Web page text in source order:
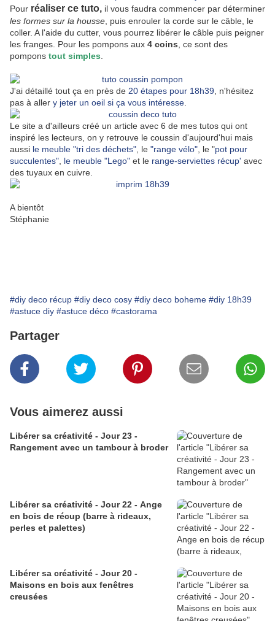
Pour réaliser ce tuto, il vous faudra commencer par déterminer
les formes sur la housse , puis enrouler la corde sur le câble, le
coller. A l'aide du cutter, vous pourrez libérer le câble puis peigner
les franges. Pour les pompons aux 4 coins , ce sont des
pompons tout simples
J'ai détaillé tout ça en près de 20 étapes pour 18h39 , n'hésitez
pas à aller y jeter un oeil si ça vous intéresse
Le site a d'ailleurs créé un article avec 6 de mes tutos qui ont
inspiré les lecteurs, on y retrouve le coussin d'aujourd'hui mais
aussi le meuble "tri des déchets" , le "range vélo" , le "pot pour
succulentes" le meuble "Lego" et le range-serviettes récup' avec
des tuyaux en cuivre.
A bientôt
Stéphanie
#diy deco récup #diy deco cosy #diy deco boheme #diy 18h39
#astuce diy #astuce déco #castorama
Partager
Vous aimerez aussi
Libérer sa créativité - Jour 23 -
Rangement avec un tambour à broder
Libérer sa créativité - Jour 22 - Ange
en bois de récup (barre à rideaux,
perles et palettes)
Libérer sa créativité - Jour 20 -
Maisons en bois aux fenêtres
creusées